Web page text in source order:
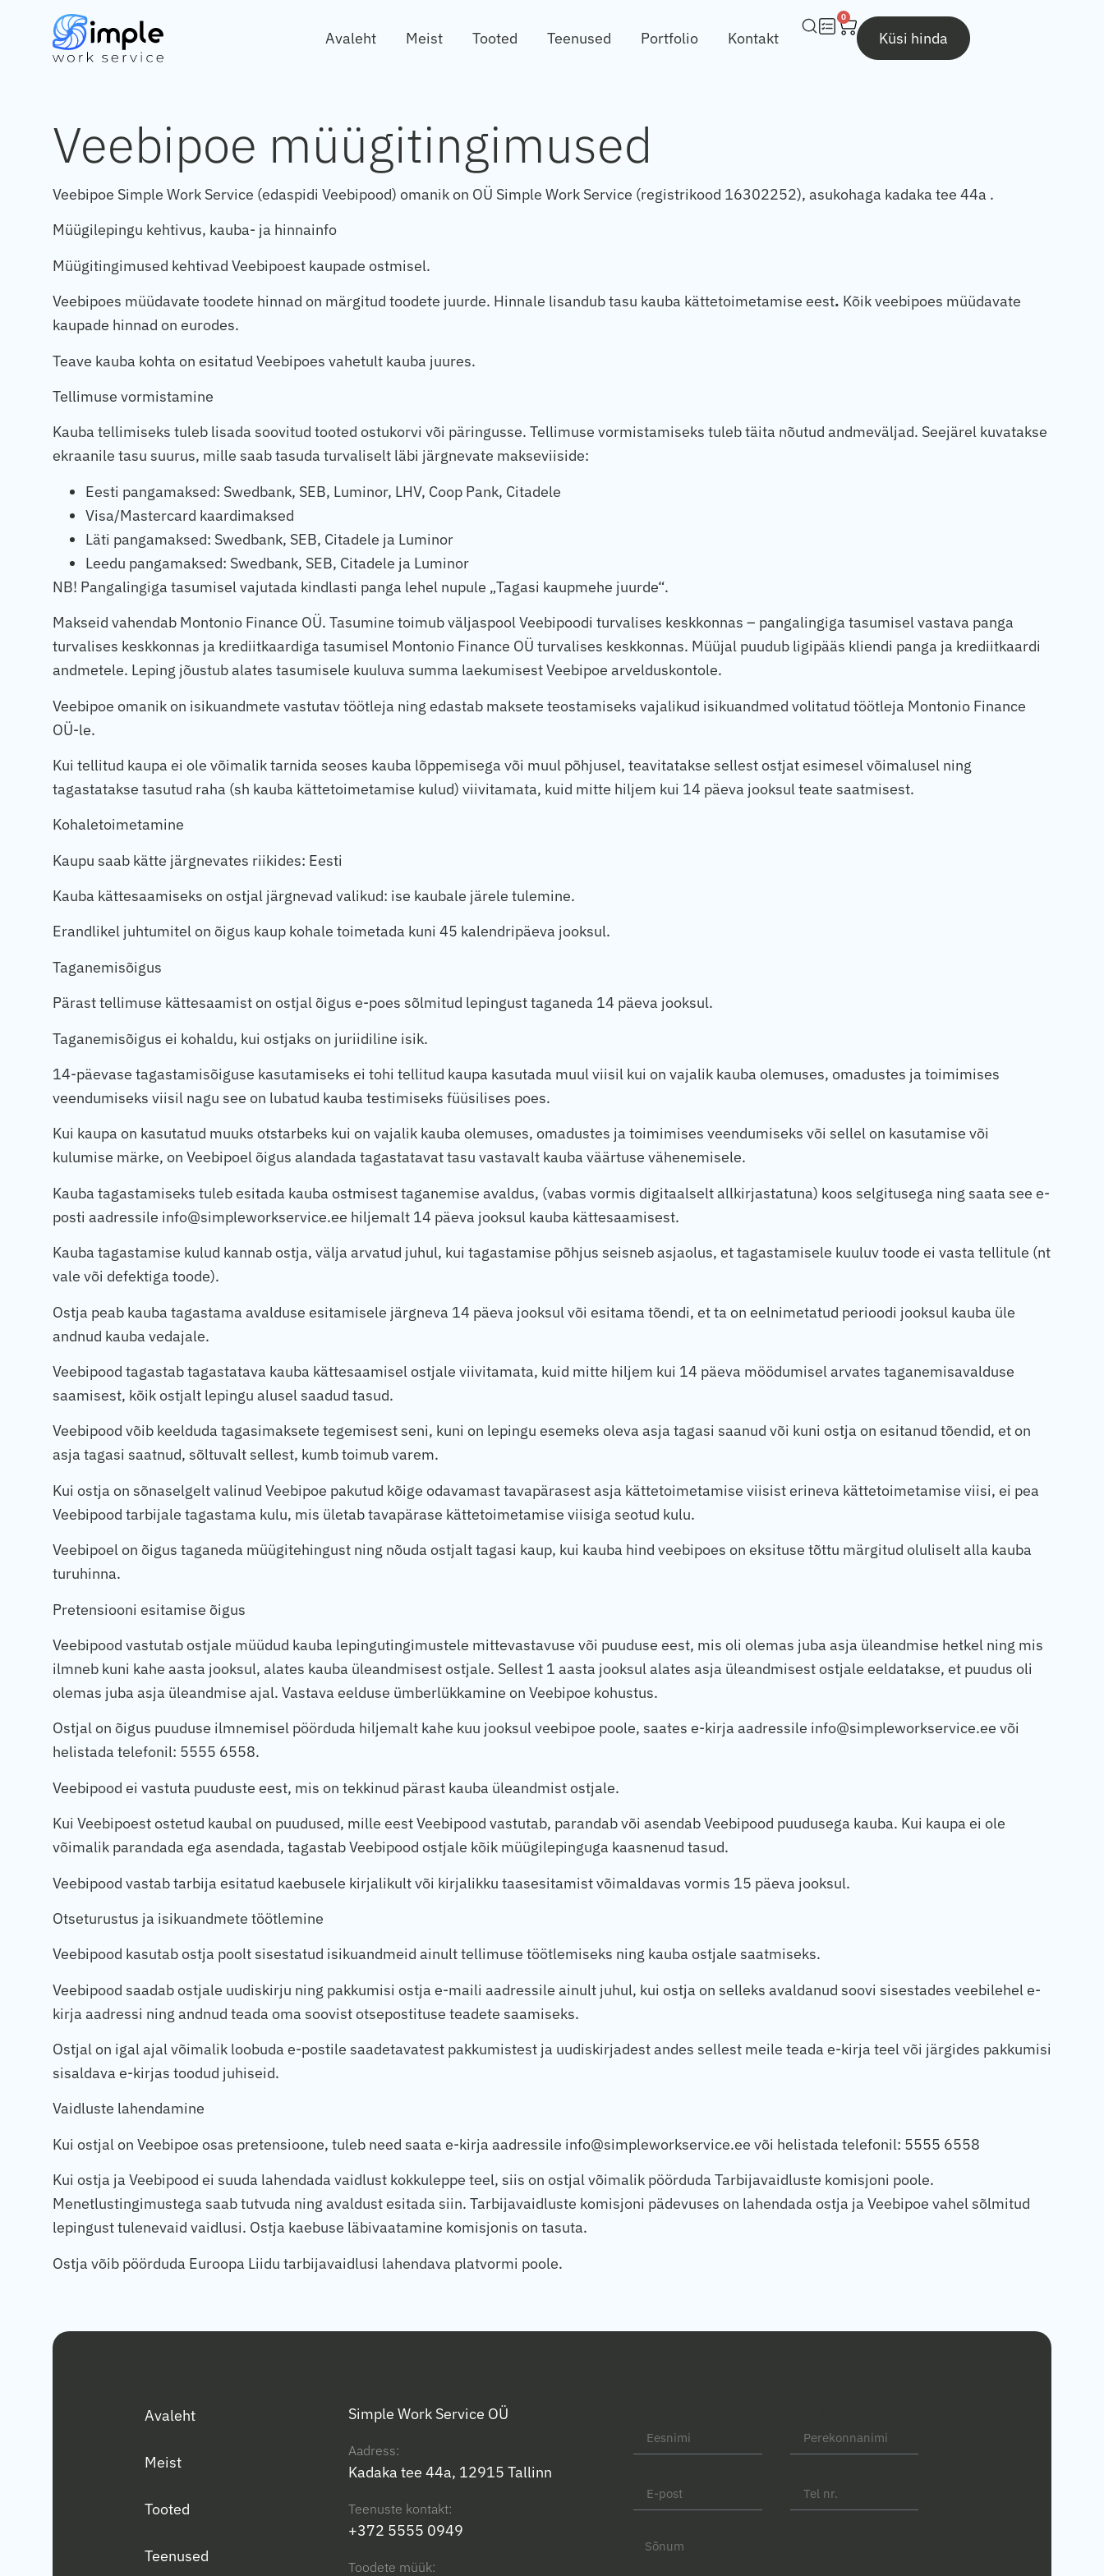
Avaleht Meist Tooted Teenused Portfolio Kontakt
0
Küsi hinda
Veebipoe müügitingimused
Veebipoe Simple Work Service (edaspidi Veebipood) omanik on OÜ Simple Work Service (registrikood 16302252), asukohaga kadaka tee 44a .
Müügilepingu kehtivus, kauba- ja hinnainfo
Müügitingimused kehtivad Veebipoest kaupade ostmisel.
Veebipoes müüdavate toodete hinnad on märgitud toodete juurde. Hinnale lisandub tasu kauba kättetoimetamise eest. Kõik veebipoes müüdavate
kaupade hinnad on eurodes.
Teave kauba kohta on esitatud Veebipoes vahetult kauba juures.
Tellimuse vormistamine
Kauba tellimiseks tuleb lisada soovitud tooted ostukorvi või päringusse. Tellimuse vormistamiseks tuleb täita nõutud andmeväljad. Seejärel kuvatakse
ekraanile tasu suurus, mille saab tasuda turvaliselt läbi järgnevate makseviiside:
Eesti pangamaksed: Swedbank, SEB, Luminor, LHV, Coop Pank, Citadele
Visa/Mastercard kaardimaksed
Läti pangamaksed: Swedbank, SEB, Citadele ja Luminor
Leedu pangamaksed: Swedbank, SEB, Citadele ja Luminor
NB! Pangalingiga tasumisel vajutada kindlasti panga lehel nupule „Tagasi kaupmehe juurde“.
Makseid vahendab Montonio Finance OÜ. Tasumine toimub väljaspool Veebipoodi turvalises keskkonnas – pangalingiga tasumisel vastava panga
turvalises keskkonnas ja krediitkaardiga tasumisel Montonio Finance OÜ turvalises keskkonnas. Müüjal puudub ligipääs kliendi panga ja krediitkaardi
andmetele. Leping jõustub alates tasumisele kuuluva summa laekumisest Veebipoe arvelduskontole.
Veebipoe omanik on isikuandmete vastutav töötleja ning edastab maksete teostamiseks vajalikud isikuandmed volitatud töötleja Montonio Finance
OÜ-le.
Kui tellitud kaupa ei ole võimalik tarnida seoses kauba lõppemisega või muul põhjusel, teavitatakse sellest ostjat esimesel võimalusel ning
tagastatakse tasutud raha (sh kauba kättetoimetamise kulud) viivitamata, kuid mitte hiljem kui 14 päeva jooksul teate saatmisest.
Kohaletoimetamine
Kaupu saab kätte järgnevates riikides: Eesti
Kauba kättesaamiseks on ostjal järgnevad valikud: ise kaubale järele tulemine.
Erandlikel juhtumitel on õigus kaup kohale toimetada kuni 45 kalendripäeva jooksul.
Taganemisõigus
Pärast tellimuse kättesaamist on ostjal õigus e-poes sõlmitud lepingust taganeda 14 päeva jooksul.
Taganemisõigus ei kohaldu, kui ostjaks on juriidiline isik.
14-päevase tagastamisõiguse kasutamiseks ei tohi tellitud kaupa kasutada muul viisil kui on vajalik kauba olemuses, omadustes ja toimimises
veendumiseks viisil nagu see on lubatud kauba testimiseks füüsilises poes.
Kui kaupa on kasutatud muuks otstarbeks kui on vajalik kauba olemuses, omadustes ja toimimises veendumiseks või sellel on kasutamise või
kulumise märke, on Veebipoel õigus alandada tagastatavat tasu vastavalt kauba väärtuse vähenemisele.
Kauba tagastamiseks tuleb esitada kauba ostmisest taganemise avaldus, (vabas vormis digitaalselt allkirjastatuna) koos selgitusega ning saata see e-
posti aadressile info@simpleworkservice.ee hiljemalt 14 päeva jooksul kauba kättesaamisest.
Kauba tagastamise kulud kannab ostja, välja arvatud juhul, kui tagastamise põhjus seisneb asjaolus, et tagastamisele kuuluv toode ei vasta tellitule (nt
vale või defektiga toode).
Ostja peab kauba tagastama avalduse esitamisele järgneva 14 päeva jooksul või esitama tõendi, et ta on eelnimetatud perioodi jooksul kauba üle
andnud kauba vedajale.
Veebipood tagastab tagastatava kauba kättesaamisel ostjale viivitamata, kuid mitte hiljem kui 14 päeva möödumisel arvates taganemisavalduse
saamisest, kõik ostjalt lepingu alusel saadud tasud.
Veebipood võib keelduda tagasimaksete tegemisest seni, kuni on lepingu esemeks oleva asja tagasi saanud või kuni ostja on esitanud tõendid, et on
asja tagasi saatnud, sõltuvalt sellest, kumb toimub varem.
Kui ostja on sõnaselgelt valinud Veebipoe pakutud kõige odavamast tavapärasest asja kättetoimetamise viisist erineva kättetoimetamise viisi, ei pea
Veebipood tarbijale tagastama kulu, mis ületab tavapärase kättetoimetamise viisiga seotud kulu.
Veebipoel on õigus taganeda müügitehingust ning nõuda ostjalt tagasi kaup, kui kauba hind veebipoes on eksituse tõttu märgitud oluliselt alla kauba
turuhinna.
Pretensiooni esitamise õigus
Veebipood vastutab ostjale müüdud kauba lepingutingimustele mittevastavuse või puuduse eest, mis oli olemas juba asja üleandmise hetkel ning mis
ilmneb kuni kahe aasta jooksul, alates kauba üleandmisest ostjale. Sellest 1 aasta jooksul alates asja üleandmisest ostjale eeldatakse, et puudus oli
olemas juba asja üleandmise ajal. Vastava eelduse ümberlükkamine on Veebipoe kohustus.
Ostjal on õigus puuduse ilmnemisel pöörduda hiljemalt kahe kuu jooksul veebipoe poole, saates e-kirja aadressile info@simpleworkservice.ee või
helistada telefonil: 5555 6558.
Veebipood ei vastuta puuduste eest, mis on tekkinud pärast kauba üleandmist ostjale.
Kui Veebipoest ostetud kaubal on puudused, mille eest Veebipood vastutab, parandab või asendab Veebipood puudusega kauba. Kui kaupa ei ole
võimalik parandada ega asendada, tagastab Veebipood ostjale kõik müügilepinguga kaasnenud tasud.
Veebipood vastab tarbija esitatud kaebusele kirjalikult või kirjalikku taasesitamist võimaldavas vormis 15 päeva jooksul.
Otseturustus ja isikuandmete töötlemine
Veebipood kasutab ostja poolt sisestatud isikuandmeid ainult tellimuse töötlemiseks ning kauba ostjale saatmiseks.
Veebipood saadab ostjale uudiskirju ning pakkumisi ostja e-maili aadressile ainult juhul, kui ostja on selleks avaldanud soovi sisestades veebilehel e-
kirja aadressi ning andnud teada oma soovist otsepostituse teadete saamiseks.
Ostjal on igal ajal võimalik loobuda e-postile saadetavatest pakkumistest ja uudiskirjadest andes sellest meile teada e-kirja teel või järgides pakkumisi
sisaldava e-kirjas toodud juhiseid.
Vaidluste lahendamine
Kui ostjal on Veebipoe osas pretensioone, tuleb need saata e-kirja aadressile info@simpleworkservice.ee või helistada telefonil: 5555 6558
Kui ostja ja Veebipood ei suuda lahendada vaidlust kokkuleppe teel, siis on ostjal võimalik pöörduda Tarbijavaidluste komisjoni poole.
Menetlustingimustega saab tutvuda ning avaldust esitada siin. Tarbijavaidluste komisjoni pädevuses on lahendada ostja ja Veebipoe vahel sõlmitud
lepingust tulenevaid vaidlusi. Ostja kaebuse läbivaatamine komisjonis on tasuta.
Ostja võib pöörduda Euroopa Liidu tarbijavaidlusi lahendava platvormi poole.
Avaleht
Meist
Tooted
Teenused
Simple Work Service OÜ
Aadress:
Kadaka tee 44a, 12915 Tallinn
Teenuste kontakt:
+372 5555 0949
Toodete müük: